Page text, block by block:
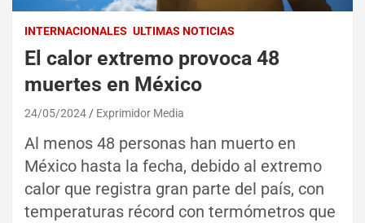
INTERNACIONALES ULTIMAS NOTICIAS
El calor extremo provoca 48
muertes en México
24/05/2024 Exprimidor Media
Al menos 48 personas han muerto en
México hasta la fecha, debido al extremo
calor que registra gran parte del país, con
temperaturas récord con termómetros que